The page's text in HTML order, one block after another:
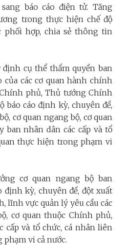
báo cáo điện tử. Tăng
trong thực hiện chế độ
phối hợp, chia sẻ thông tin
cụ thể thẩm quyền ban
của các cơ quan hành chính
phủ, Thủ tướng Chính
báo cáo định kỳ, chuyên đề,
cơ quan ngang bộ, cơ quan
ban nhân dân các cấp và tổ
thực hiện trong phạm vi
cơ quan ngang bộ ban
định kỳ, chuyên đề, đột xuất
lĩnh vực quản lý yêu cầu các
cơ quan thuộc Chính phủ,
cấp và tổ chức, cá nhân liên
vi cả nước.